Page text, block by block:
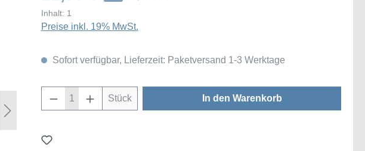
Inhalt: 1
Preise inkl. 19% MwSt.
Sofort verfügbar, Lieferzeit: Paketversand 1-3 Werktage
Produkt Anzahl: Gib den gewünschten Wert ein
Stück In den Warenkorb